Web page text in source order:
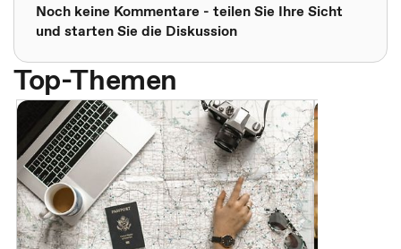
Noch keine Kommentare - teilen Sie Ihre Sicht
und starten Sie die Diskussion
Top-Themen